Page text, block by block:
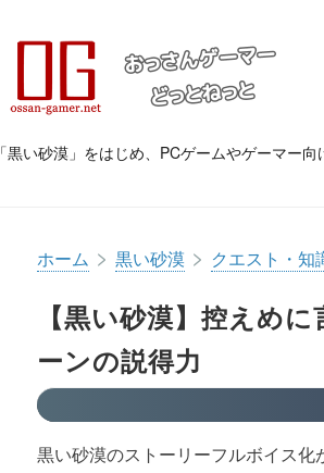
「黒い砂漠」をはじめ、PCゲームやゲーマー
ホーム > 黒い砂漠 > クエスト・知
【黒い砂漠】控えめ
ーンの説得力
黒い砂漠のストーリーフルボイス